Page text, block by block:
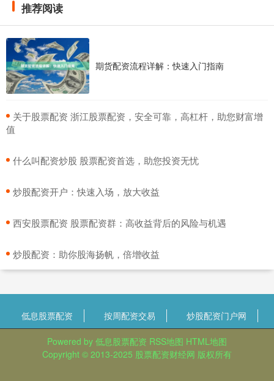
推荐阅读
期货配资流程详解：快速入门指南
​关于股票配资 浙江股票配资，安全可靠，高杠杆，助您财富增
值
​什么叫配资炒股 股票配资首选，助您投资无忧
​炒股配资开户：快速入场，放大收益
​西安股票配资 股票配资群：高收益背后的风险与机遇
​炒股配资：助你股海扬帆，倍增收益
低息股票配资 按周配资交易 炒股配资门户网
Powered by 低息股票配资 RSS地图 HTML地图
Copyright © 2013-2025 股票配资财经网 版权所有